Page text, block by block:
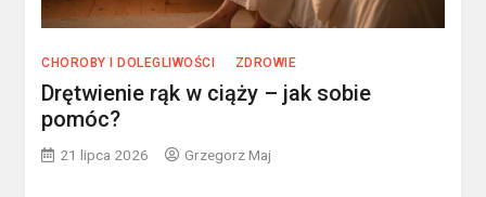
CHOROBY I DOLEGLIWOŚCI ZDROWIE
Drętwienie rąk w ciąży – jak sobie
pomóc?
21 lipca 2026 Grzegorz Maj